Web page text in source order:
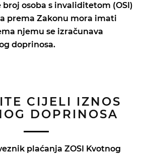
osoba s invaliditetom (OSI)
prema Zakonu mora imati
njemu se izračunava
doprinosa.
CIJELI IZNOS
DOPRINOSA
plaćanja ZOSI Kvotnog